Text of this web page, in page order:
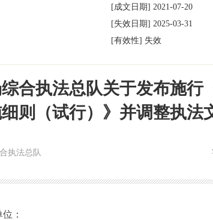
[成文日期] 2021-07-20
[失效日期] 2025-03-31
[有效性] 失效
综合执法总队关于发布施
则（试行）》并调整执法
执法总队
：